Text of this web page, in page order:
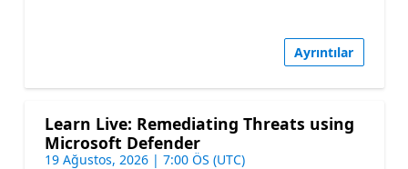
Ayrıntılar
Learn Live: Remediating Threats using
Microsoft Defender
19 Ağustos, 2026 | 7:00 ÖS (UTC)